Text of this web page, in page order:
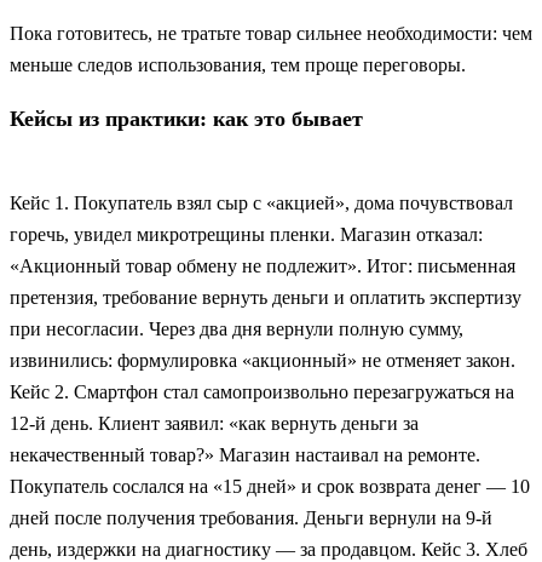
Пока готовитесь, не тратьте товар сильнее необходимости: чем
меньше следов использования, тем проще переговоры.
Кейсы из практики: как это бывает
Кейс 1. Покупатель взял сыр с «акцией», дома почувствовал
горечь, увидел микротрещины пленки. Магазин отказал:
«Акционный товар обмену не подлежит». Итог: письменная
претензия, требование вернуть деньги и оплатить экспертизу
при несогласии. Через два дня вернули полную сумму,
извинились: формулировка «акционный» не отменяет закон.
Кейс 2. Смартфон стал самопроизвольно перезагружаться на
12-й день. Клиент заявил: «как вернуть деньги за
некачественный товар?» Магазин настаивал на ремонте.
Покупатель сослался на «15 дней» и срок возврата денег — 10
дней после получения требования. Деньги вернули на 9-й
день, издержки на диагностику — за продавцом. Кейс 3. Хлеб